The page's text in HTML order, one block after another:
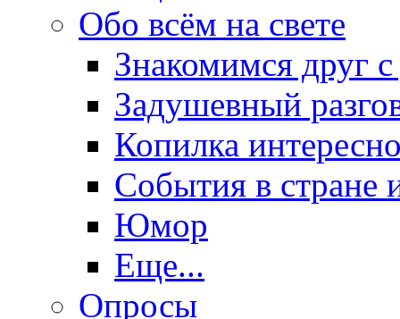
Обо всём на свете
Знакомимся друг
Задушевный
Копилка
События в стране
Юмор
Еще...
Опросы